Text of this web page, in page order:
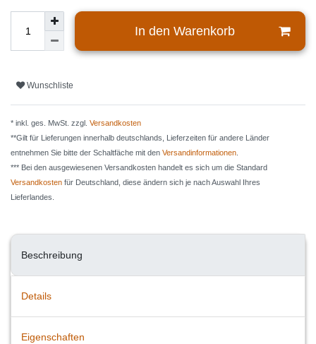
In den Warenkorb
Wunschliste
* inkl. ges. MwSt. zzgl. Versandkosten
**Gilt für Lieferungen innerhalb deutschlands, Lieferzeiten für andere Länder
entnehmen Sie bitte der Schaltfäche mit den Versandinformationen
*** Bei den ausgewiesenen Versandkosten handelt es sich um die Standard
Versandkosten für Deutschland, diese ändern sich je nach Auswahl Ihres
Lieferlandes.
Beschreibung
Details
Eigenschaften